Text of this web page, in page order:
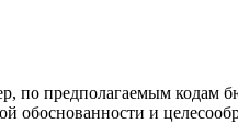
по предполагаемым кодам
обоснованности и